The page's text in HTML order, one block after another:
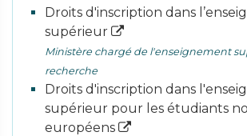
Droits d'inscription dans
supérieur
Ministère chargé de l'enseignement
recherche
Droits d'inscription dans
supérieur pour les étudiants
européens